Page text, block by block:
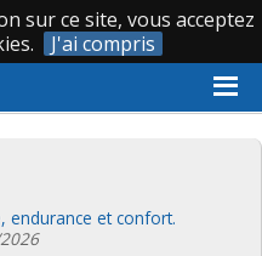
sur ce site, vous acceptez
J'ai compris
0 388 620 066 | |
CARSAT : un soutien concret
endurance et confort.